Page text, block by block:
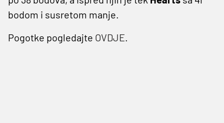
bodom i susretom manje.
Pogotke pogledajte OVDJE.